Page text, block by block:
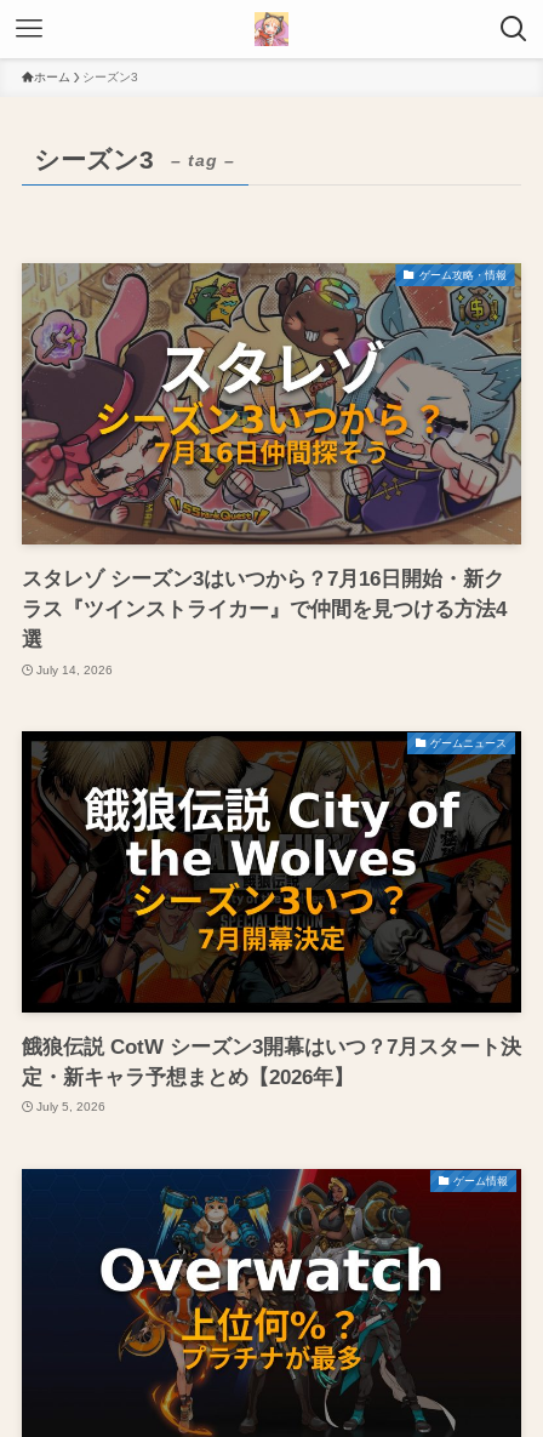
ホーム シーズン3
シーズン3 – tag –
ゲーム攻略・情報
スタレゾ シーズン3はいつから？7月16日開始・新ク
ラス『ツインストライカー』で仲間を見つける方法4
選
July 14, 2026
ゲームニュース
餓狼伝説 CotW シーズン3開幕はいつ？7月スタート決
定・新キャラ予想まとめ【2026年】
July 5, 2026
ゲーム情報